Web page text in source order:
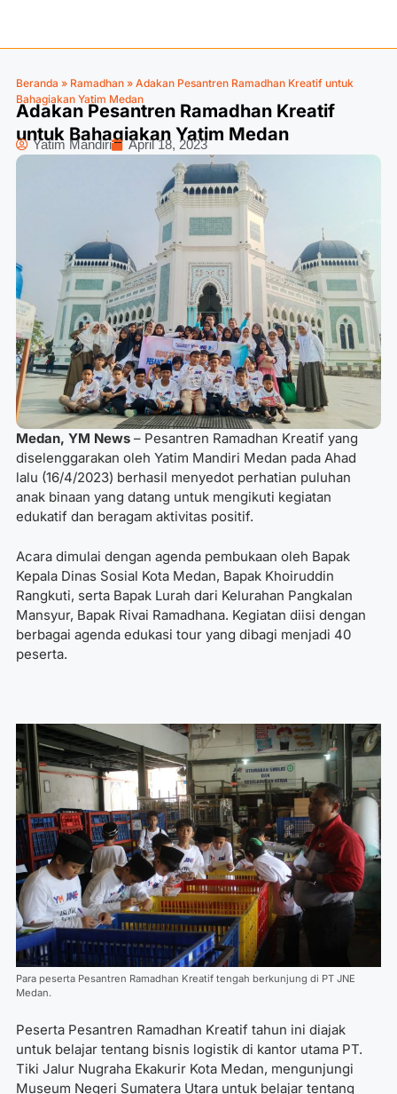
Beranda » Ramadhan » Adakan Pesantren Ramadhan Kreatif untuk
Bahagiakan Yatim Medan
Adakan Pesantren Ramadhan Kreatif
untuk Bahagiakan Yatim Medan
Yatim Mandiri April 18, 2023
Medan, YM News – Pesantren Ramadhan Kreatif yang
diselenggarakan oleh Yatim Mandiri Medan pada Ahad
lalu (16/4/2023) berhasil menyedot perhatian puluhan
anak binaan yang datang untuk mengikuti kegiatan
edukatif dan beragam aktivitas positif.
Acara dimulai dengan agenda pembukaan oleh Bapak
Kepala Dinas Sosial Kota Medan, Bapak Khoiruddin
Rangkuti, serta Bapak Lurah dari Kelurahan Pangkalan
Mansyur, Bapak Rivai Ramadhana. Kegiatan diisi dengan
berbagai agenda edukasi tour yang dibagi menjadi 40
peserta.
Para peserta Pesantren Ramadhan Kreatif tengah berkunjung di PT JNE
Medan.
Peserta Pesantren Ramadhan Kreatif tahun ini diajak
untuk belajar tentang bisnis logistik di kantor utama PT.
Tiki Jalur Nugraha Ekakurir Kota Medan, mengunjungi
Museum Negeri Sumatera Utara untuk belajar tentang